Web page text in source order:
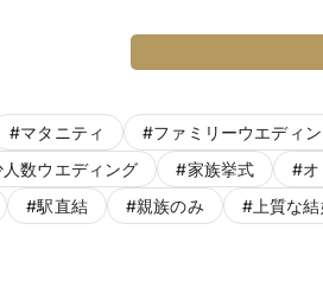
#マタニティ #ファミリーウエディ
人数ウエディング #家族挙式 #
#駅直結 #親族のみ #上質な